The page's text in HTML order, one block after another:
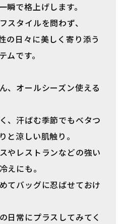
瞬で格上げします。
スタイルを問わず、
の日々に美しく寄り添う
ムです。
、オールシーズン使える
、汗ばむ季節でもベタつ
と涼しい肌触り。
やレストランなどの強い
えにも。
てバッグに忍ばせておけ
日常にプラスしてみてく